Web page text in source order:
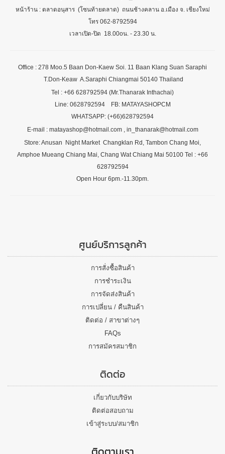
หน้าร้าน : ตลาดอนุสาร (โซนท้ายตลาด) ถนนช้างคลาน อ.เมือง จ. เชียงใหม่
โทร 062-8792594
เวลาเปิด-ปิด 18.00oน. - 23.30 น.
Office : 278 Moo.5 Baan Don-Kaew Soi. 11 Baan Klang Suan Saraphi
T.Don-Keaw A.Saraphi Chiangmai 50140 Thailand
Tel : +66 628792594 (Mr.Thanarak Inthachai)
Line: 0628792594 FB: MATAYASHOPCM
WHATSAPP: (+66)628792594
E-mail : matayashop@hotmail.com , in_thanarak@hotmail.com
Store: Anusan Night Market Changklan Rd, Tambon Chang Moi,
Amphoe Mueang Chiang Mai, Chang Wat Chiang Mai 50100 Tel : +66
628792594
Open Hour 6pm.-11.30pm.
ศูนย์บริการลูกค้า
การสั่งซื้อสินค้า
การชำระเงิน
การจัดส่งสินค้า
การเปลี่ยน / คืนสินค้า
ติดต่อ / สาขาต่างๆ
FAQs
การสมัครสมาชิก
ติดต่อ
เกี่ยวกับบริษัท
ติดต่อสอบถาม
เข้าสู่ระบบ/สมาชิก